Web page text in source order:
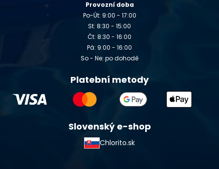
Provozní doba
Po-Út: 9:00 - 17:00
St: 8:30 - 15:00
Čt: 8:30 - 16:00
Pá: 9:00 - 16:00
So - Ne: po dohodě
Platební metody
Slovenský e-shop
Chlorito.sk